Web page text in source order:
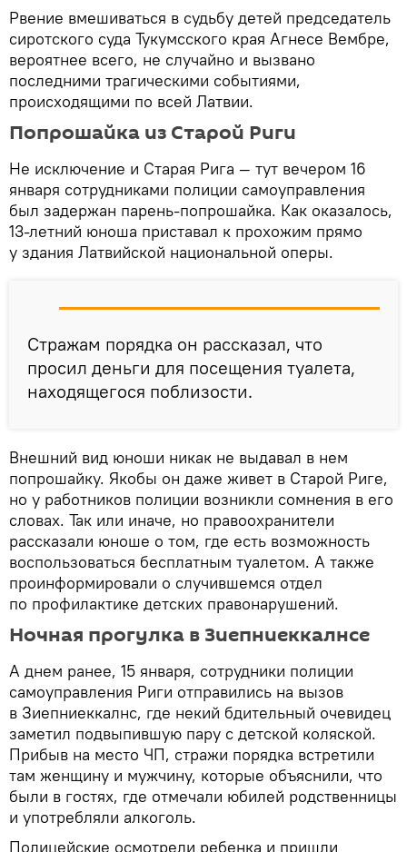
Рвение вмешиваться в судьбу детей председатель
сиротского суда Тукумсского края Агнесе Вембре,
вероятнее всего, не случайно и вызвано
последними трагическими событиями,
происходящими по всей Латвии.
Попрошайка из Старой Риги
Не исключение и Старая Рига — тут вечером 16
января сотрудниками полиции самоуправления
был задержан парень-попрошайка. Как оказалось,
13-летний юноша приставал к прохожим прямо
у здания Латвийской национальной оперы.
Стражам порядка он рассказал, что
просил деньги для посещения туалета,
находящегося поблизости.
Внешний вид юноши никак не выдавал в нем
попрошайку. Якобы он даже живет в Старой Риге,
но у работников полиции возникли сомнения в его
словах. Так или иначе, но правоохранители
рассказали юноше о том, где есть возможность
воспользоваться бесплатным туалетом. А также
проинформировали о случившемся отдел
по профилактике детских правонарушений.
Ночная прогулка в Зиепниеккалнсе
А днем ранее, 15 января, сотрудники полиции
самоуправления Риги отправились на вызов
в Зиепниеккалнс, где некий бдительный очевидец
заметил подвыпившую пару с детской коляской.
Прибыв на место ЧП, стражи порядка встретили
там женщину и мужчину, которые объяснили, что
были в гостях, где отмечали юбилей родственницы
и употребляли алкоголь.
Полицейские осмотрели ребенка и пришли